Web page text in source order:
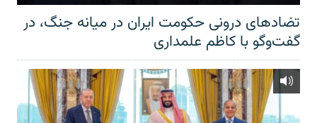
تضادهای درونی حکومت ایران در میانه جنگ، در
گفت‌‌وگو با کاظم علمداری